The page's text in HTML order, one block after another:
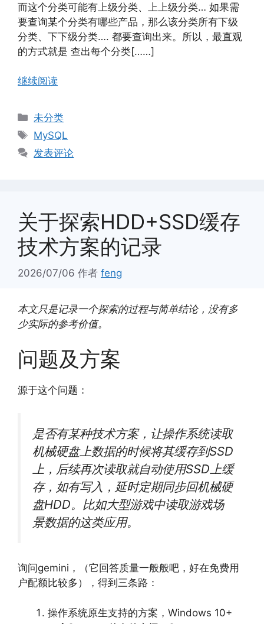
而这个分类可能有上级分类、上上级分类… 如果需
要查询某个分类有哪些产品，那么该分类所有下级
分类、下下级分类…. 都要查询出来。所以，最直观
的方式就是 查出每个分类[……]
继续阅读
分
类
未分类
标
签
MySQL
发表评论
关于探索HDD+SSD缓存
技术方案的记录
2026/07/06 作者 feng
本文只是记录一个探索的过程与简单结论，没有多
少实际的参考价值。
问题及方案
源于这个问题：
是否有某种技术方案，让操作系统读取
机械硬盘上数据的时候将其缓存到SSD
上，后续再次读取就自动使用SSD上缓
存，如有写入，延时定期同步回机械硬
盘HDD。比如大型游戏中读取游戏场
景数据的这类应用。
询问gemini，（它回答质量一般般吧，好在免费用
户配额比较多），得到三条路：
操作系统原生支持的方案，Windows 10+